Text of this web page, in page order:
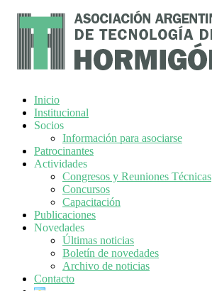
Inicio
Institucional
Socios
Información para asociarse
Patrocinantes
Actividades
Congresos y Reuniones Técnicas
Concursos
Capacitación
Publicaciones
Novedades
Últimas noticias
Boletín de novedades
Archivo de noticias
Contacto